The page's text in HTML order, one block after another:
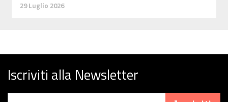
29 Luglio 2026
Iscriviti alla Newsletter